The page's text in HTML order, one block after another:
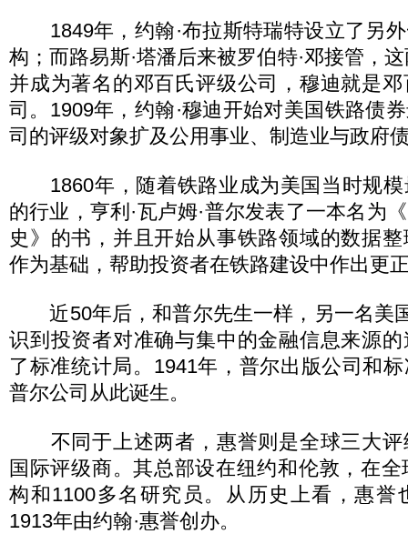
1849年，约翰·布拉斯特瑞特设立了另外
构；而路易斯·塔潘后来被罗伯特·邓接管，
并成为著名的邓百氏评级公司，穆迪就是
司。1909年，约翰·穆迪开始对美国铁路债
司的评级对象扩及公用事业、制造业与政府
1860年，随着铁路业成为美国当时规模
的行业，亨利·瓦卢姆·普尔发表了一本名为
史》的书，并且开始从事铁路领域的数据
作为基础，帮助投资者在铁路建设中作出更
近50年后，和普尔先生一样，另一名美国
识到投资者对准确与集中的金融信息来源
了标准统计局。1941年，普尔出版公司和
普尔公司从此诞生。
不同于上述两者，惠誉则是全球三大评
国际评级商。其总部设在纽约和伦敦，在
构和1100多名研究员。从历史上看，惠誉
1913年由约翰·惠誉创办。